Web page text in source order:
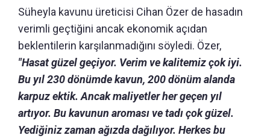
Süheyla kavunu üreticisi Cihan Özer de hasadın
verimli geçtiğini ancak ekonomik açıdan
beklentilerin karşılanmadığını söyledi. Özer,
"Hasat güzel geçiyor. Verim ve kalitemiz çok iyi.
Bu yıl 230 dönümde kavun, 200 dönüm alanda
karpuz ektik. Ancak maliyetler her geçen yıl
artıyor. Bu kavunun aroması ve tadı çok güzel.
Yediğiniz zaman ağızda dağılıyor. Herkes bu